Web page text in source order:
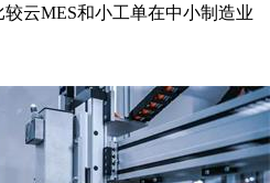
云MES和小工单在中小制造业